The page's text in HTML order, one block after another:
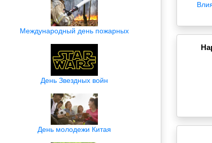
Международный день пожарных
День Звездных войн
День молодежи Китая